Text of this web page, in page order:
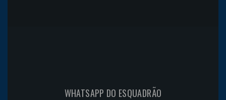
WHATSAPP DO ESQUADRÃO